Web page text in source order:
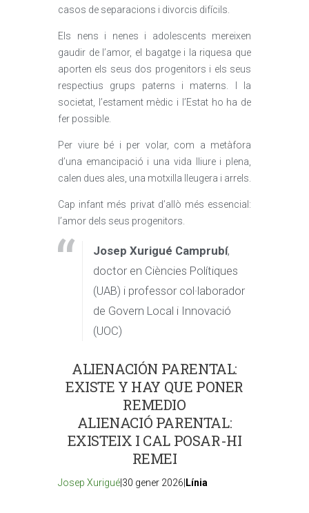
casos de separacions i divorcis difícils.
Els nens i nenes i adolescents mereixen
gaudir de l’amor, el bagatge i la riquesa que
aporten els seus dos progenitors i els seus
respectius grups paterns i materns. I la
societat, l’estament mèdic i l’Estat ho ha de
fer possible.
Per viure bé i per volar, com a metàfora
d’una emancipació i una vida lliure i plena,
calen dues ales, una motxilla lleugera i arrels.
Cap infant més privat d’allò més essencial:
l’amor dels seus progenitors.
Josep Xurigué Camprubí,
doctor en Ciències Polítiques
(UAB) i professor col·laborador
de Govern Local i Innovació
(UOC)
ALIENACIÓN PARENTAL:
EXISTE Y HAY QUE PONER
REMEDIO
ALIENACIÓ PARENTAL:
EXISTEIX I CAL POSAR-HI
REMEI
Josep Xurigué |30 gener 2026| Línia